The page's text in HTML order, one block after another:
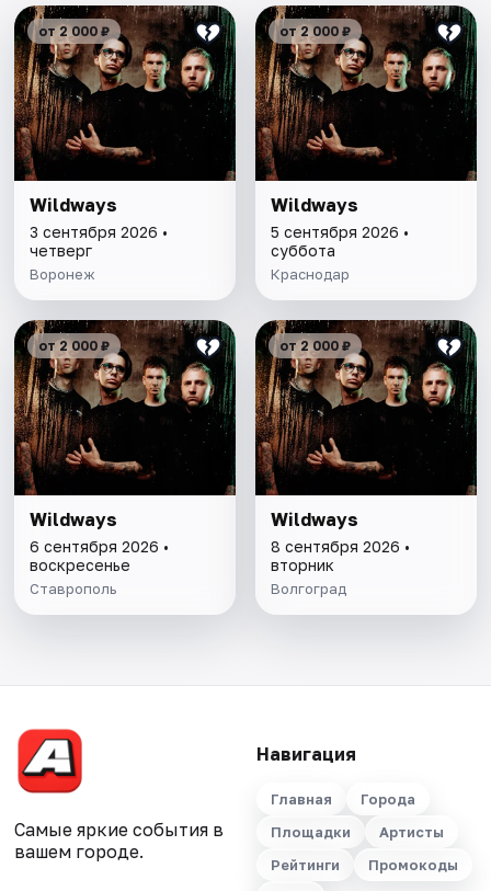
от 2 000 ₽
Wildways
3 сентября 2026 •
четверг
Воронеж
от 2 000 ₽
Wildways
5 сентября 2026 •
суббота
Краснодар
от 2 000 ₽
Wildways
6 сентября 2026 •
воскресенье
Ставрополь
от 2 000 ₽
Wildways
8 сентября 2026 •
вторник
Волгоград
Самые яркие события в
вашем городе.
Навигация
Главная
Города
Площадки
Артисты
Рейтинги
Промокоды